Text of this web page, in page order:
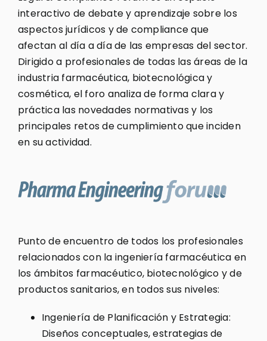
interactivo de debate y aprendizaje sobre los
aspectos jurídicos y de compliance que
afectan al día a día de las empresas del sector.
Dirigido a profesionales de todas las áreas de la
industria farmacéutica, biotecnológica y
cosmética, el foro analiza de forma clara y
práctica las novedades normativas y los
principales retos de cumplimiento que inciden
en su actividad.
Punto de encuentro de todos los profesionales
relacionados con la ingeniería farmacéutica en
los ámbitos farmacéutico, biotecnológico y de
productos sanitarios, en todos sus niveles:
Ingeniería de Planificación y Estrategia:
Diseños conceptuales, estrategias de